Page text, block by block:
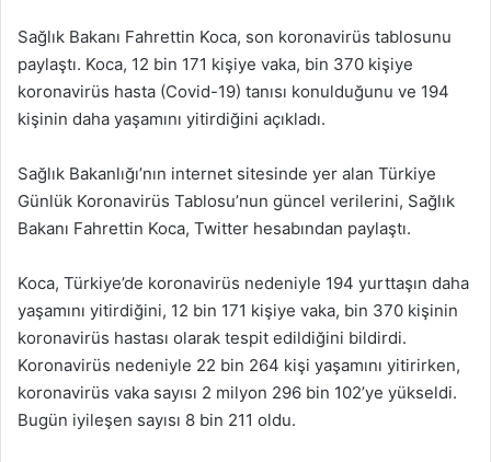
Sağlık Bakanı Fahrettin Koca, son koronavirüs tablosunu
paylaştı. Koca, 12 bin 171 kişiye vaka, bin 370 kişiye
koronavirüs hasta (Covid-19) tanısı konulduğunu ve 194
kişinin daha yaşamını yitirdiğini açıkladı.
Sağlık Bakanlığı’nın internet sitesinde yer alan Türkiye
Günlük Koronavirüs Tablosu’nun güncel verilerini, Sağlık
Bakanı Fahrettin Koca, Twitter hesabından paylaştı.
Koca, Türkiye’de koronavirüs nedeniyle 194 yurttaşın daha
yaşamını yitirdiğini, 12 bin 171 kişiye vaka, bin 370 kişinin
koronavirüs hastası olarak tespit edildiğini bildirdi.
Koronavirüs nedeniyle 22 bin 264 kişi yaşamını yitirirken,
koronavirüs vaka sayısı 2 milyon 296 bin 102’ye yükseldi.
Bugün iyileşen sayısı 8 bin 211 oldu.